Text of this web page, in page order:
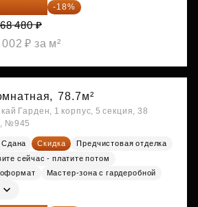
154 ₽ -18%
480 ₽
₽ за м²
78.7м²
Гарден, 1 корпус, 5 секция, 38
№945
Сдана Скидка
Предчистовая отделка
сейчас - платите потом
Мастер-зона с гардеробной